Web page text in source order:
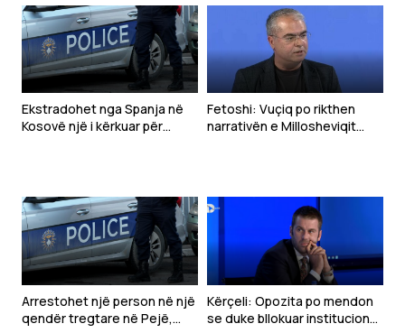
Ekstradohet nga Spanja në
Kosovë një i kërkuar për
Fetoshi: Vuçiq po rikthen
narrativën e Millosheviqit
Arrestohet një person në një
qendër tregtare në Pejë,
Kërçeli: Opozita po mendon
se duke bllokuar institucionet